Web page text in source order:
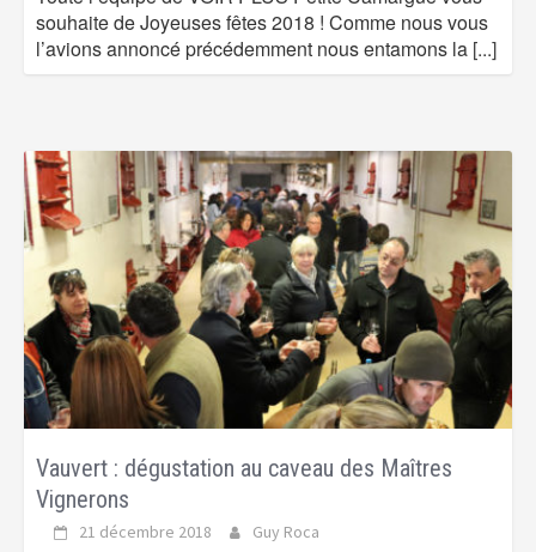
souhaite de Joyeuses fêtes 2018 ! Comme nous vous
l’avions annoncé précédemment nous entamons la [...]
Vauvert : dégustation au caveau des Maîtres
Vignerons
21 décembre 2018 Guy Roca